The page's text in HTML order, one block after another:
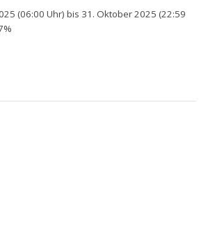
(06:00 Uhr) bis 31. Oktober 2025 (22:59